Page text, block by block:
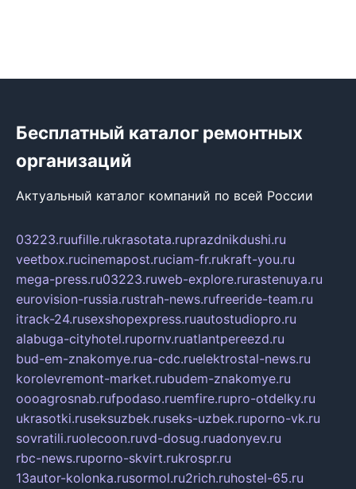
Бесплатный каталог ремонтных
организаций
Актуальный каталог компаний по всей России
03223.ruufille.rukrasotata.ruprazdnikdushi.ru
veetbox.rucinemapost.ruciam-fr.rukraft-you.ru
mega-press.ru03223.ruweb-explore.rurastenuya.ru
eurovision-russia.rustrah-news.rufreeride-team.ru
itrack-24.rusexshopexpress.ruautostudiopro.ru
alabuga-cityhotel.rupornv.ruatlantpereezd.ru
bud-em-znakomye.rua-cdc.ruelektrostal-news.ru
korolevremont-market.rubudem-znakomye.ru
oooagrosnab.rufpodaso.ruemfire.rupro-otdelky.ru
ukrasotki.ruseksuzbek.ruseks-uzbek.ruporno-vk.ru
sovratili.ruolecoon.ruvd-dosug.ruadonyev.ru
rbc-news.ruporno-skvirt.rukrospr.ru
13autor-kolonka.rusormol.ru2rich.ruhostel-65.ru